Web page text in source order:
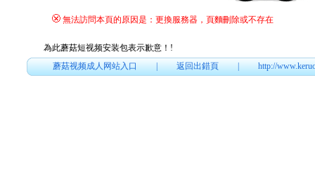
無法訪問本頁的原因是：更換服務器，頁麵刪除或不存在
為此蘑菇短视频安装包表示歉意！ !
蘑菇视频成人网站入口|返回出錯頁|http://